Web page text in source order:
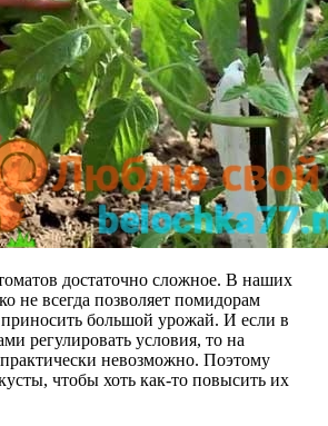
достаточно сложное. В наших
не всегда позволяет помидорам
приносить большой урожай. И если в
регулировать условия, то на
невозможно. Поэтому
чтобы хоть как-то повысить их